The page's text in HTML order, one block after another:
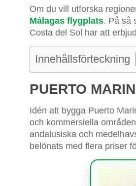
Om du vill utforska
Málagas flygplats. På så
Costa del Sol har att
Innehållsförteckning
PUERTO
Idén att bygga Puerto
och kommersiella
andalusiska och
belönats med flera priser